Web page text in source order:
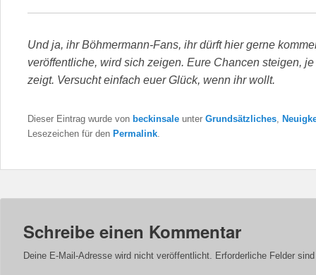
Und ja, ihr Böhmermann-Fans, ihr dürft hier gerne
veröffentliche, wird sich zeigen. Eure Chancen steigen,
zeigt. Versucht einfach euer Glück, wenn ihr wollt.
Dieser Eintrag wurde von beckinsale unter Grundsätzliches
Lesezeichen für den Permalink
Schreibe einen Kommentar
Deine E-Mail-Adresse wird nicht veröffentlicht. Erforderliche Felder